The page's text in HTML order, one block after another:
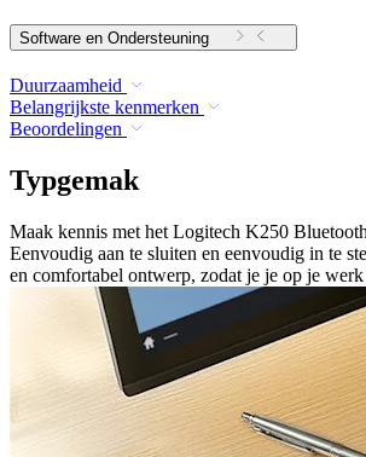
Software en Ondersteuning
Duurzaamheid
Belangrijkste kenmerken
Beoordelingen
Typgemak
Maak kennis met het Logitech K250
Eenvoudig aan te sluiten en eenvoudig in te
en comfortabel ontwerp, zodat je je op je